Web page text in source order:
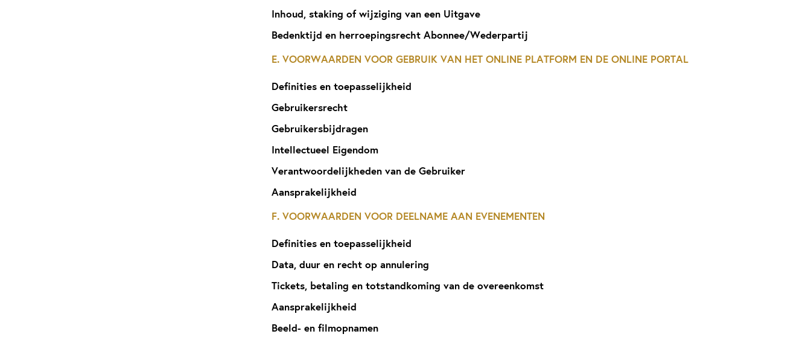
Inhoud, staking of wijziging van een Uitgave
Bedenktijd en herroepingsrecht Abonnee/Wederpartij
E. VOORWAARDEN VOOR GEBRUIK VAN HET ONLINE PLATFORM EN DE ONLINE PORTAL
Definities en toepasselijkheid
Gebruikersrecht
Gebruikersbijdragen
Intellectueel Eigendom
Verantwoordelijkheden van de Gebruiker
Aansprakelijkheid
F. VOORWAARDEN VOOR DEELNAME AAN EVENEMENTEN
Definities en toepasselijkheid
Data, duur en recht op annulering
Tickets, betaling en totstandkoming van de overeenkomst
Aansprakelijkheid
Beeld- en filmopnamen